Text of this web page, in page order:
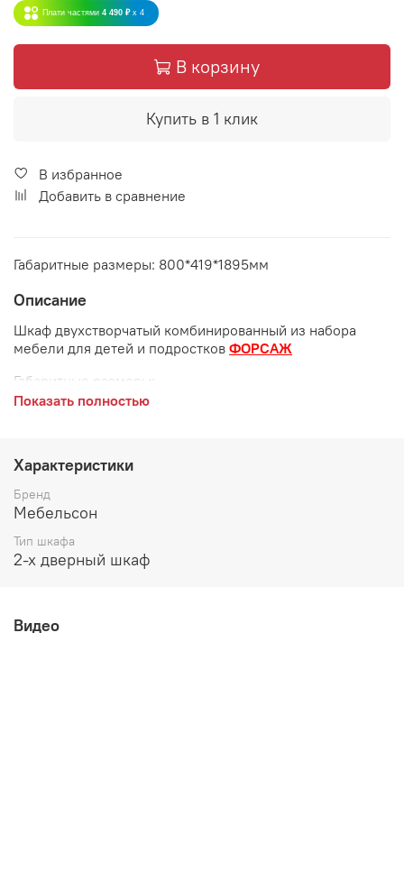
Плати частями 4 490 ₽ x 4
В корзину
Купить в 1 клик
В избранное
Добавить в сравнение
Габаритные размеры: 800*419*1895мм
Описание
Шкаф двухстворчатый комбинированный из набора
мебели для детей и подростков ФОРСАЖ
Габаритные размеры:
высота 1895 мм
Показать полностью
Характеристики
Бренд
Мебельсон
Тип шкафа
2-х дверный шкаф
Видео